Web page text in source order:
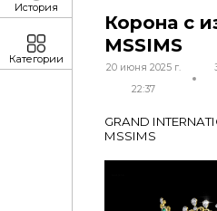
Корона с
MSSIMS
20 июня 2025 г.
22:37
GRAND
MSSIMS
История
Категории